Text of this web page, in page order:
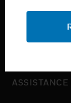
toggle view
toggle view
toggle view